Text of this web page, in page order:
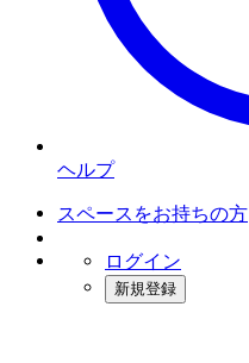
ヘルプ
スペースをお持ちの方
ログイン
新規登録